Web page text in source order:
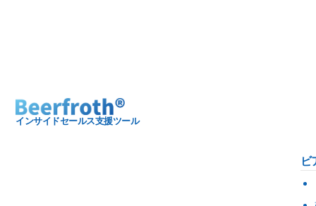
インサイドセールス支援ツール
ビ